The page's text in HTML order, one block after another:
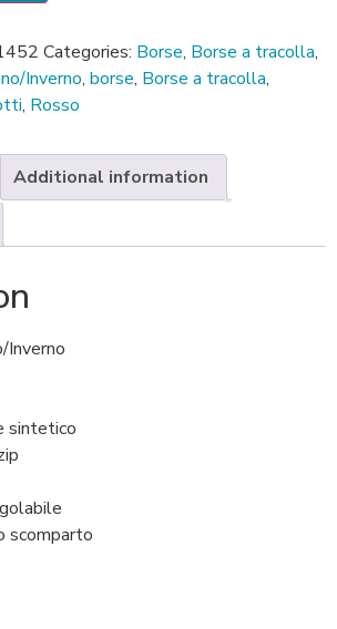
Categories: Borse, Borse a tracolla,
Inverno, borse, Borse a tracolla,
, Rosso
Additional information
Inverno
sintetico
scomparto